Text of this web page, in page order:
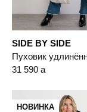
SIDE BY SIDE
31 590 a
НОВИНКА